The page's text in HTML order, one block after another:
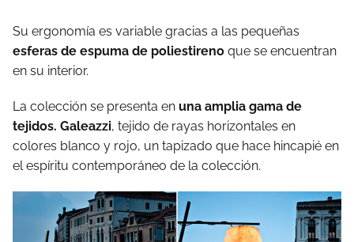
Su ergonomía es variable gracias a las pequeñas
esferas de espuma de poliestireno que se encuentran
en su interior.
La colección se presenta en una amplia gama de
tejidos. Galeazzi, tejido de rayas horizontales en
colores blanco y rojo, un tapizado que hace hincapié en
el espíritu contemporáneo de la colección.